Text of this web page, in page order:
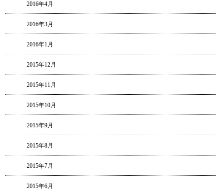
2016年4月
2016年3月
2016年1月
2015年12月
2015年11月
2015年10月
2015年9月
2015年8月
2015年7月
2015年6月